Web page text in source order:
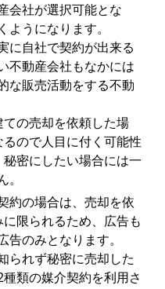
会社が選択可能とな
うになります。
に自社で契約が出来る
不動産会社もなかには
な販売活動をする不動
の売却を依頼した場
ので人目に付く可能性
密にしたい場合には一
約の場合は、売却を依
限られるため、広告も
のみとなります。
られず秘密に売却した
類の媒介契約を利用さ